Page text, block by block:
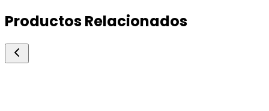
Productos Relacionados